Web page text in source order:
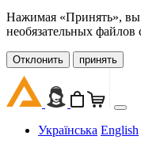
Нажимая «Принять», вы
необязательных файлов
Oтклонить принять
Українська English